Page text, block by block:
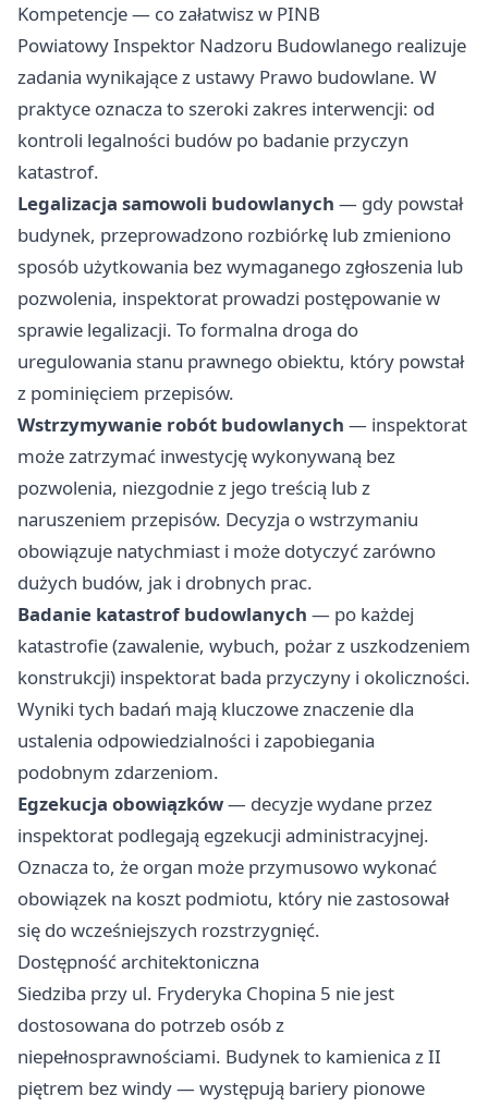
Kompetencje — co załatwisz w PINB
Powiatowy Inspektor Nadzoru Budowlanego realizuje
zadania wynikające z ustawy Prawo budowlane. W
praktyce oznacza to szeroki zakres interwencji: od
kontroli legalności budów po badanie przyczyn
katastrof.
Legalizacja samowoli budowlanych — gdy powstał
budynek, przeprowadzono rozbiórkę lub zmieniono
sposób użytkowania bez wymaganego zgłoszenia lub
pozwolenia, inspektorat prowadzi postępowanie w
sprawie legalizacji. To formalna droga do
uregulowania stanu prawnego obiektu, który powstał
z pominięciem przepisów.
Wstrzymywanie robót budowlanych — inspektorat
może zatrzymać inwestycję wykonywaną bez
pozwolenia, niezgodnie z jego treścią lub z
naruszeniem przepisów. Decyzja o wstrzymaniu
obowiązuje natychmiast i może dotyczyć zarówno
dużych budów, jak i drobnych prac.
Badanie katastrof budowlanych — po każdej
katastrofie (zawalenie, wybuch, pożar z uszkodzeniem
konstrukcji) inspektorat bada przyczyny i okoliczności.
Wyniki tych badań mają kluczowe znaczenie dla
ustalenia odpowiedzialności i zapobiegania
podobnym zdarzeniom.
Egzekucja obowiązków— decyzje wydane przez
inspektorat podlegają egzekucji administracyjnej.
Oznacza to, że organ może przymusowo wykonać
obowiązek na koszt podmiotu, który nie zastosował
się do wcześniejszych rozstrzygnięć.
Dostępność architektoniczna
Siedziba przy ul. Fryderyka Chopina 5 nie jest
dostosowana do potrzeb osób z
niepełnosprawnościami. Budynek to kamienica z II
piętrem bez windy — występują bariery pionowe